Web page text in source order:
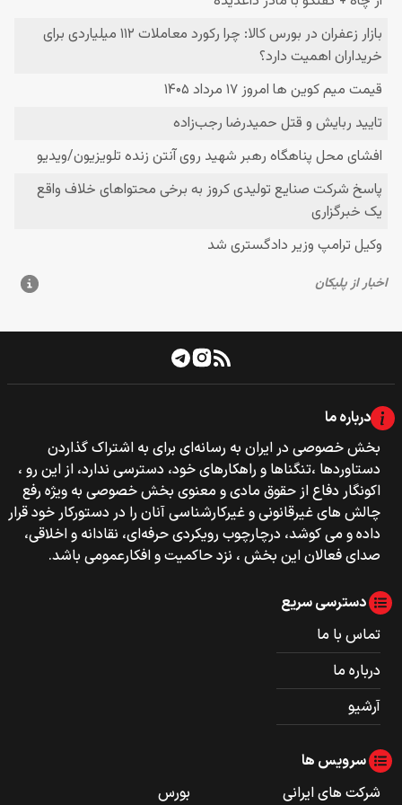
درباره ما
بخش خصوصی‌‌ در ایران به رسانه‌ای برای به اشتراک گذاردن
دستاوردها ،تنگناها و راهکارهای خود، دسترسی ندارد، از این رو ،
اکونگار دفاع از حقوق مادی و معنوی بخش خصوصی به ویژه رفع
چالش های غیرقانونی و غیرکارشناسی آنان را در دستورکار خود قرار
داده و می کوشد، درچارچوب رویکردی حرفه‌ای، نقادانه و اخلاقی،
صدای فعالان این بخش ، نزد حاکمیت و افکارعمومی باشد.
دسترسی سریع
تماس با ما
درباره ما
آرشیو
سرویس ها
شرکت های ایرانی
بورس